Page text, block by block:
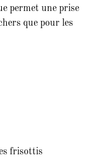
permet une prise
que pour les
frisottis